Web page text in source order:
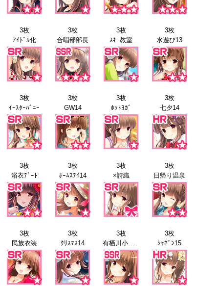
3枚
ｱｲﾄﾞﾙ化
3枚
合唱部部長
3枚
ｽｷｰ教室
3枚
水遊び13
3枚
ｲｰｽﾀｰﾊﾞﾆｰ
3枚
GW14
3枚
ﾎｯﾄﾖｶﾞ
3枚
七夕14
3枚
浴衣ﾃﾞｰﾄ
3枚
ﾎｰﾑｽﾃｲ14
3枚
×詩織
3枚
日帰り温泉
3枚
民族衣装
3枚
ｸﾘｽﾏｽ14
3枚
有栖川小枝子
3枚
ｼｬﾎﾞﾝ15